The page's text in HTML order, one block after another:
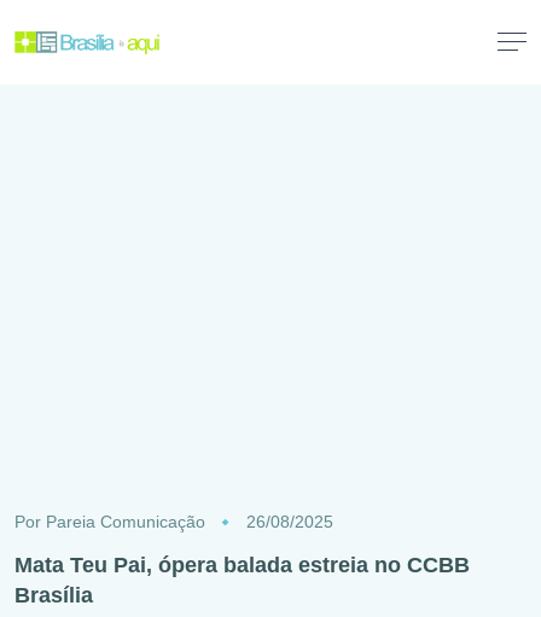
Por Pareia Comunicação 26/08/2025
Mata Teu Pai, ópera balada estreia no CCBB
Brasília